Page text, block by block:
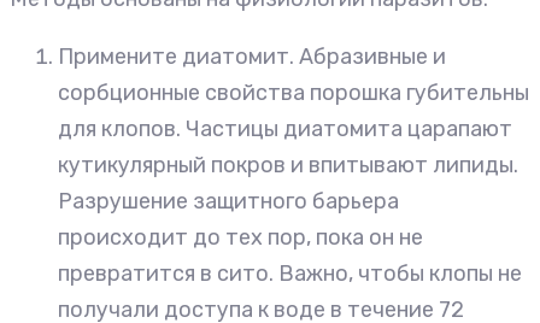
Примените диатомит. Абразивные и
сорбционные свойства порошка губительны
для клопов. Частицы диатомита царапают
кутикулярный покров и впитывают липиды.
Разрушение защитного барьера
происходит до тех пор, пока он не
превратится в сито. Важно, чтобы клопы не
получали доступа к воде в течение 72